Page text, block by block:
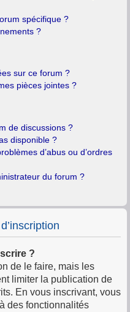
spécifique ?
?
sur ce forum ?
pièces jointes ?
de discussions ?
disponible ?
d’abus ou d’ordres
du forum ?
?
de le faire, mais les
limiter la publication de
En vous inscrivant, vous
des fonctionnalités